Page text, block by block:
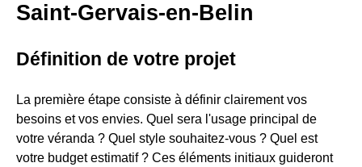
Saint-Gervais-en-Belin
Définition de votre projet
La première étape consiste à définir clairement vos
besoins et vos envies. Quel sera l'usage principal de
votre véranda ? Quel style souhaitez-vous ? Quel est
votre budget estimatif ? Ces éléments initiaux guideront